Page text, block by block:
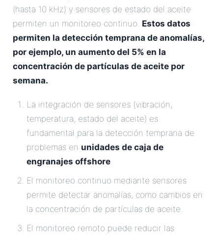
(hasta 10 kHz) y sensores de estado del aceite
permiten un monitoreo continuo. Estos datos
permiten la detección temprana de anomalías,
por ejemplo, un aumento del 5% en la
concentración de partículas de aceite por
semana.
La integración de sensores (vibración,
temperatura, estado del aceite) es
fundamental para la detección temprana de
problemas en unidades de caja de
engranajes offshore.
El monitoreo continuo mediante sensores
permite detectar anomalías, como cambios en
la concentración de partículas de aceite.
El monitoreo remoto puede reducir las